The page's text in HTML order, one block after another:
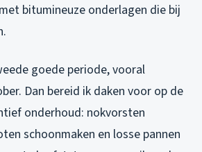
bitumineuze onderlagen die bij
goede periode, vooral
Dan bereid ik daken voor op de
onderhoud: nokvorsten
schoonmaken en losse pannen